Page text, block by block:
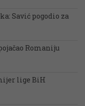
Savić pogodio za
Romaniju
lige BiH